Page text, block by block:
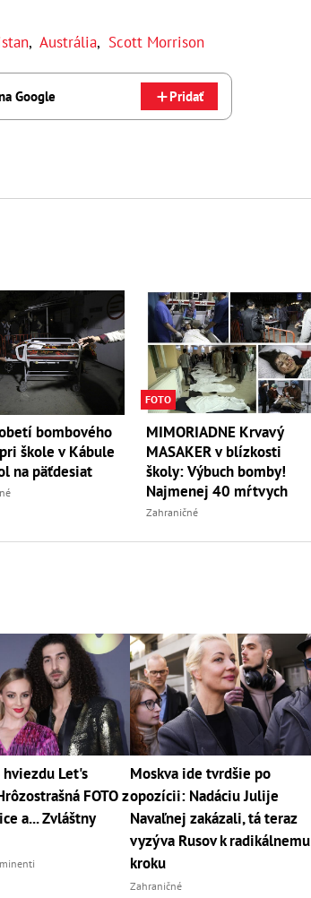
, Austrália, Scott Morrison
Google Pridať
bombového
škole v Kábule
na päťdesiat
FOTO
MIMORIADNE Krvavý
MASAKER v blízkosti
školy: Výbuch bomby!
Najmenej 40 mŕtvych
Zahraničné
hviezdu Let's
FOTO z
a... Zvláštny
Moskva ide tvrdšie po
opozícii: Nadáciu Julije
Navaľnej zakázali, tá teraz
vyzýva Rusov k radikálnemu
kroku
Zahraničné